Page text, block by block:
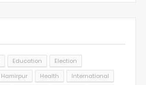
Education
Election
Hamirpur Health
International